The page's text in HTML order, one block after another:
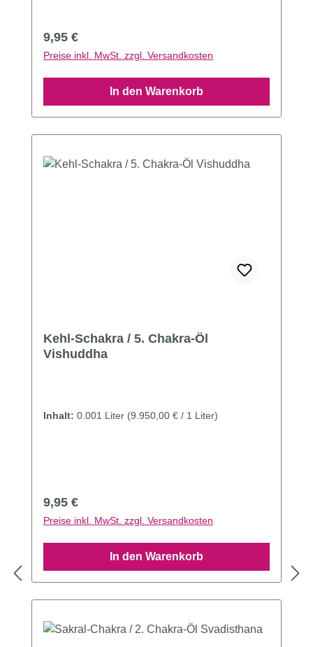
Regulärer Preis:
9,95 €
Preise inkl. MwSt. zzgl. Versandkosten
In den Warenkorb
Kehl-Schakra / 5. Chakra-Öl
Vishuddha
Inhalt: 0.001 Liter (9.950,00 € / 1 Liter)
Regulärer Preis:
9,95 €
Preise inkl. MwSt. zzgl. Versandkosten
In den Warenkorb